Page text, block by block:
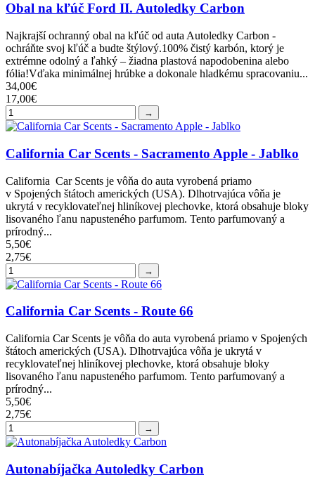
Obal na kľúč Ford II. Autoledky Carbon
Najkrajší ochranný obal na kľúč od auta Autoledky Carbon -
ochráňte svoj kľúč a budte štýlový.100% čistý karbón, ktorý je
extrémne odolný a ľahký – žiadna plastová napodobenina alebo
fólia!Vďaka minimálnej hrúbke a dokonale hladkému spracovaniu...
34,00€
17,00€
→
California Car Scents - Sacramento Apple - Jablko
California Car Scents je vôňa do auta vyrobená priamo
v Spojených štátoch amerických (USA). Dlhotrvajúca vôňa je
ukrytá v recyklovateľnej hliníkovej plechovke, ktorá obsahuje bloky
lisovaného ľanu napusteného parfumom. Tento parfumovaný a
prírodný...
5,50€
2,75€
→
California Car Scents - Route 66
California Car Scents je vôňa do auta vyrobená priamo v Spojených
štátoch amerických (USA). Dlhotrvajúca vôňa je ukrytá v
recyklovateľnej hliníkovej plechovke, ktorá obsahuje bloky
lisovaného ľanu napusteného parfumom. Tento parfumovaný a
prírodný...
5,50€
2,75€
→
Autonabíjačka Autoledky Carbon